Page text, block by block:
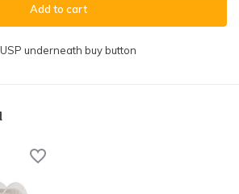
Add to cart
USP underneath buy button